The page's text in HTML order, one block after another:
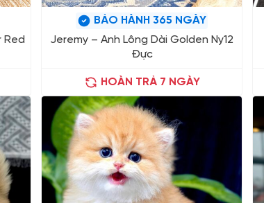
Red
BẢO HÀNH 365 NGÀY
Jeremy – Anh Lông Dài Golden Ny12
Đực
HOÀN TRẢ 7 NGÀY